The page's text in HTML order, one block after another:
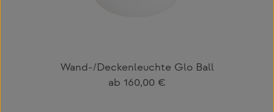
Wand-/Deckenleuchte Glo Ball
Regulärer Preis:
ab 160,00 €